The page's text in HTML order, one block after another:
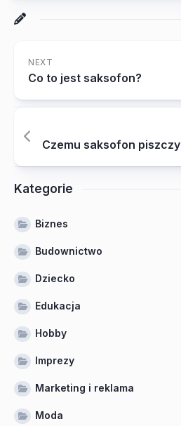
NEXT
Co to jest saksofon?
Czemu saksofon piszczy
Kategorie
Biznes
Budownictwo
Dziecko
Edukacja
Hobby
Imprezy
Marketing i reklama
Moda